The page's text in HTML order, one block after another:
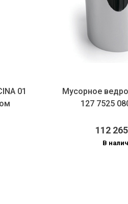
01
Мусорное ведро
127 7525
112
В